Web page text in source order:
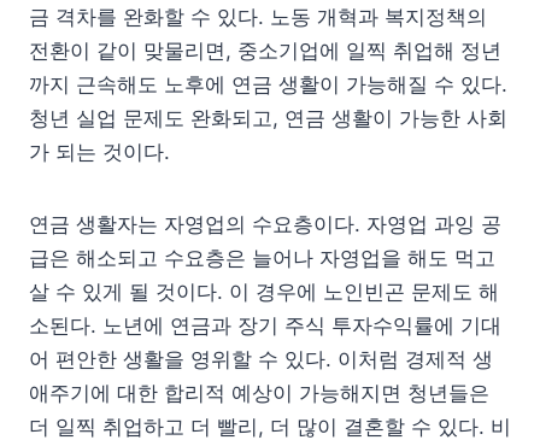
금 격차를 완화할 수 있다. 노동 개혁과 복지정책의
전환이 같이 맞물리면, 중소기업에 일찍 취업해 정년
까지 근속해도 노후에 연금 생활이 가능해질 수 있다.
청년 실업 문제도 완화되고, 연금 생활이 가능한 사회
가 되는 것이다.
연금 생활자는 자영업의 수요층이다. 자영업 과잉 공
급은 해소되고 수요층은 늘어나 자영업을 해도 먹고
살 수 있게 될 것이다. 이 경우에 노인빈곤 문제도 해
소된다. 노년에 연금과 장기 주식 투자수익률에 기대
어 편안한 생활을 영위할 수 있다. 이처럼 경제적 생
애주기에 대한 합리적 예상이 가능해지면 청년들은
더 일찍 취업하고 더 빨리, 더 많이 결혼할 수 있다. 비